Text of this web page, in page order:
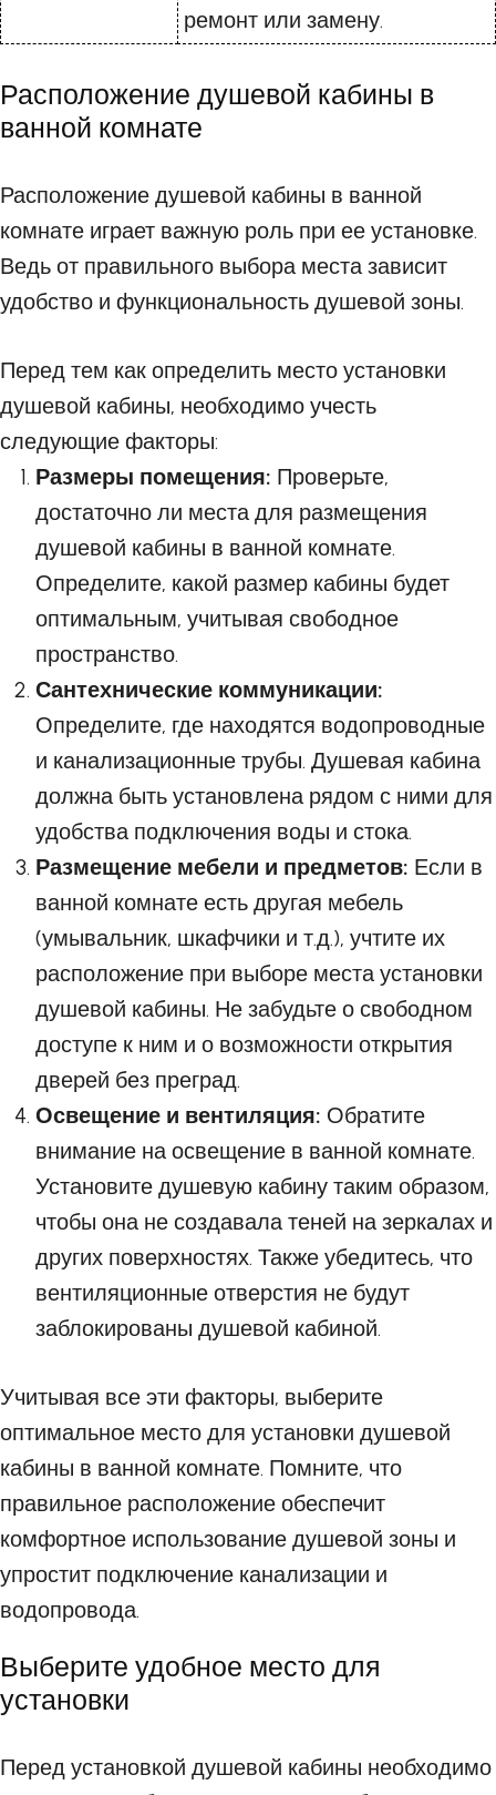
ремонт или замену.
Расположение душевой кабины в
ванной комнате
Расположение душевой кабины в ванной
комнате играет важную роль при ее установке.
Ведь от правильного выбора места зависит
удобство и функциональность душевой зоны.
Перед тем как определить место установки
душевой кабины, необходимо учесть
следующие факторы:
Размеры помещения: Проверьте,
достаточно ли места для размещения
душевой кабины в ванной комнате.
Определите, какой размер кабины будет
оптимальным, учитывая свободное
пространство.
Сантехнические коммуникации:
Определите, где находятся водопроводные
и канализационные трубы. Душевая кабина
должна быть установлена рядом с ними для
удобства подключения воды и стока.
Размещение мебели и предметов: Если в
ванной комнате есть другая мебель
(умывальник, шкафчики и т.д.), учтите их
расположение при выборе места установки
душевой кабины. Не забудьте о свободном
доступе к ним и о возможности открытия
дверей без преград.
Освещение и вентиляция: Обратите
внимание на освещение в ванной комнате.
Установите душевую кабину таким образом,
чтобы она не создавала теней на зеркалах и
других поверхностях. Также убедитесь, что
вентиляционные отверстия не будут
заблокированы душевой кабиной.
Учитывая все эти факторы, выберите
оптимальное место для установки душевой
кабины в ванной комнате. Помните, что
правильное расположение обеспечит
комфортное использование душевой зоны и
упростит подключение канализации и
водопровода.
Выберите удобное место для
установки
Перед установкой душевой кабины необходимо